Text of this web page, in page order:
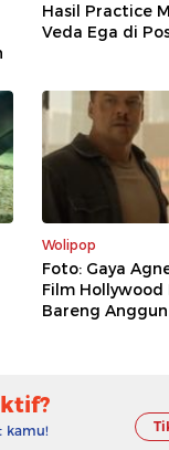
Hasil Practice
Veda Ega di
Wolipop
Foto: Gaya
Film Hollywood
Bareng Anggun
kamu!